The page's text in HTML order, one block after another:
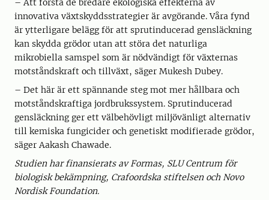
– Att förstå de bredare ekologiska effekterna av
innovativa växtskyddsstrategier är avgörande. Våra fynd
är ytterligare belägg för att sprutinducerad gensläckning
kan skydda grödor utan att störa det naturliga
mikrobiella samspel som är nödvändigt för växternas
motståndskraft och tillväxt, säger Mukesh Dubey.
– Det här är ett spännande steg mot mer hållbara och
motståndskraftiga jordbrukssystem. Sprutinducerad
gensläckning ger ett välbehövligt miljövänligt alternativ
till kemiska fungicider och genetiskt modifierade grödor,
säger Aakash Chawade.
Studien har finansierats av Formas, SLU Centrum för
biologisk bekämpning, Crafoordska stiftelsen och Novo
Nordisk Foundation.